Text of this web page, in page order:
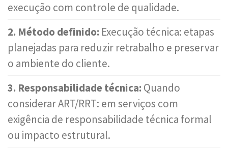
execução com controle de qualidade.
2. Método definido: Execução técnica: etapas
planejadas para reduzir retrabalho e preservar
o ambiente do cliente.
3. Responsabilidade técnica: Quando
considerar ART/RRT: em serviços com
exigência de responsabilidade técnica formal
ou impacto estrutural.